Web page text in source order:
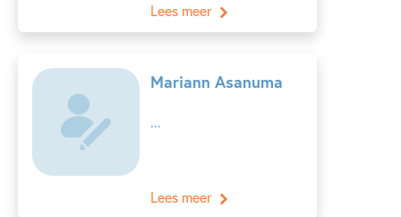
Lees meer
Mariann Asanuma
...
Lees meer